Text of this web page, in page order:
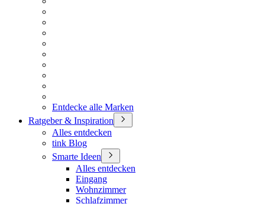
Entdecke alle Marken
Ratgeber & Inspiration
Alles entdecken
tink Blog
Smarte Ideen
Alles entdecken
Eingang
Wohnzimmer
Schlafzimmer